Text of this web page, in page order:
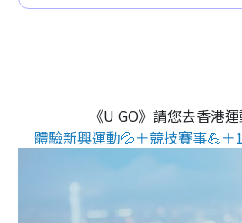
《U GO》請您去香港
體驗新興運動💦＋競技賽事💪＋